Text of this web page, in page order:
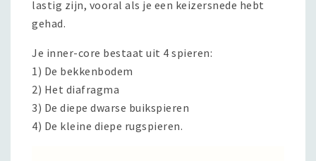
lastig zijn, vooral als je een keizersnede hebt
gehad.
Je inner-core bestaat uit 4 spieren:
1) De bekkenbodem
2) Het diafragma
3) De diepe dwarse buikspieren
4) De kleine diepe rugspieren.